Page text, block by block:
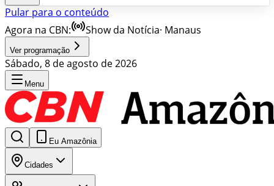
Pular para o conteúdo
Agora na CBN:
Show da Notícia· Manaus
Ver programação
Sábado, 8 de agosto de 2026
Menu
Eu Amazônia
Cidades